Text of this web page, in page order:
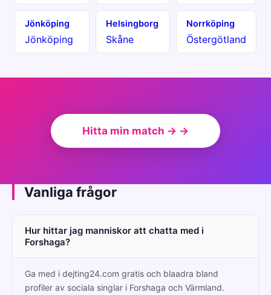
Jönköping
Jönköping
Helsingborg
Skåne
Norrköping
Östergötland
Hitta min match → →
Vanliga frågor
Hur hittar jag manniskor att chatta med i
Forshaga?
Ga med i dejting24.com gratis och blaadra bland
profiler av sociala singlar i Forshaga och Värmland.